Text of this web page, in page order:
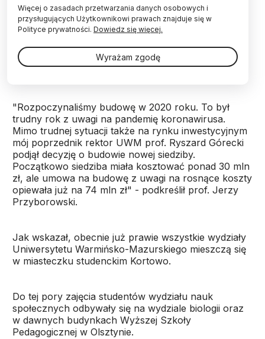
Rektor Uniwersytetu Warmińsko-Mazurskiego w
Olsztynie prof. Jerzy Przyborowski powiedział
podczas konferencji prasowej, że już od wtorku na
dwóch wydziałach w nowej siedzibie kształcenie
"Rozpoczynaliśmy budowę w 2020 roku. To był
trudny rok z uwagi na pandemię koronawirusa.
Mimo trudnej sytuacji także na rynku inwestycyjnym
mój poprzednik rektor UWM prof. Ryszard Górecki
podjął decyzję o budowie nowej siedziby.
Początkowo siedziba miała kosztować ponad 30 mln
zł, ale umowa na budowę z uwagi na rosnące koszty
opiewała już na 74 mln zł" - podkreślił prof. Jerzy
Przyborowski.
Jak wskazał, obecnie już prawie wszystkie wydziały
Uniwersytetu Warmińsko-Mazurskiego mieszczą się
w miasteczku studenckim Kortowo.
Do tej pory zajęcia studentów wydziału nauk
społecznych odbywały się na wydziale biologii oraz
w dawnych budynkach Wyższej Szkoły
Pedagogicznej w Olsztynie.
Więcej o zasadach przetwarzania danych osobowych i
przysługujących Użytkownikowi prawach znajduje się w
Polityce prywatności. Dowiedz się więcej.
Wyrażam zgodę